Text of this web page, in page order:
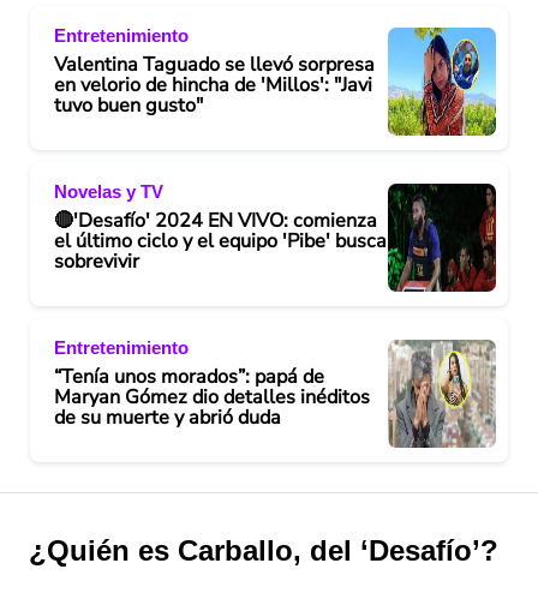
Entretenimiento
Valentina Taguado se llevó sorpresa
en velorio de hincha de 'Millos': "Javi
tuvo buen gusto"
Novelas y TV
🔴'Desafío' 2024 EN VIVO: comienza
el último ciclo y el equipo 'Pibe' busca
sobrevivir
Entretenimiento
“Tenía unos morados”: papá de
Maryan Gómez dio detalles inéditos
de su muerte y abrió duda
¿Quién es Carballo, del ‘Desafío’?